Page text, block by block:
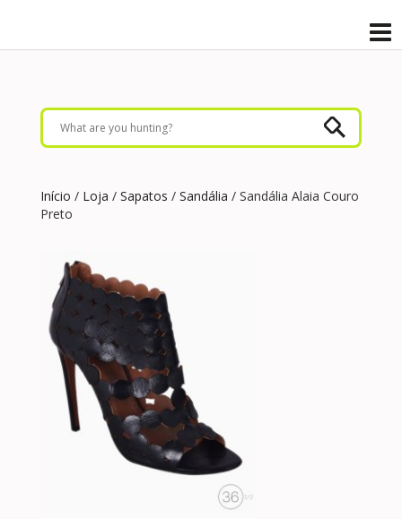
Início / Loja / Sapatos / Sandália / Sandália Alaia Couro
Preto